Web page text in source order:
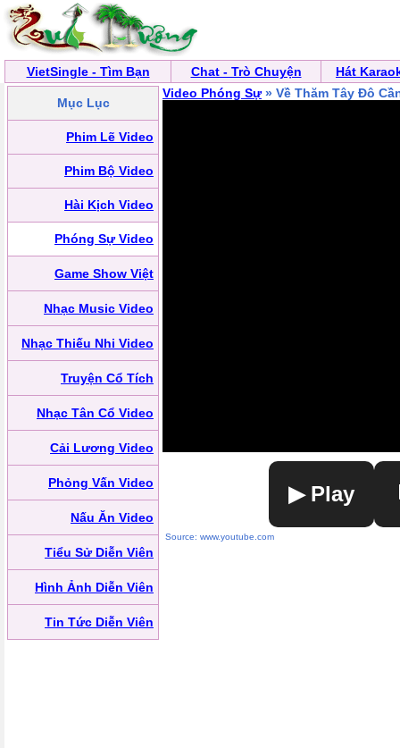
VietSingle - Tìm Bạn Chat - Trò Chuyện Hát
Mục Lục
Phim Lẽ Video
Phim Bộ Video
Hài Kịch Video
Phóng Sự Video
Game Show Việt
Nhạc Music Video
Nhạc Thiếu Nhi Video
Truyện Cổ Tích
Nhạc Tân Cổ Video
Cải Lương Video
Phỏng Vấn Video
Nấu Ăn Video
Tiểu Sử Diễn Viên
Hình Ảnh Diễn Viên
Tin Tức Diễn Viên
Video Phóng Sự» Về Thăm Tây Đô
▶ Play
Source: www.youtube.com